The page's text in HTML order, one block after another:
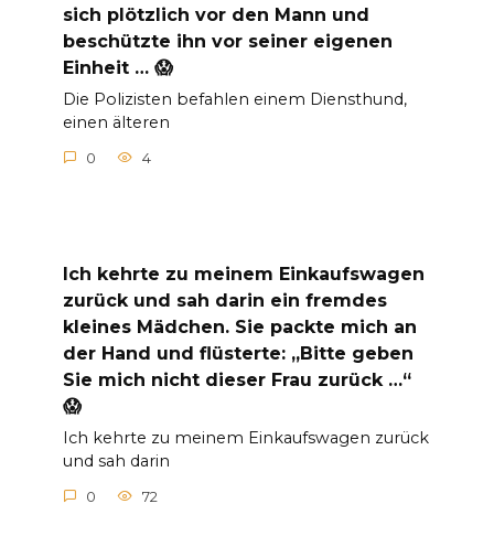
sich plötzlich vor den Mann und
beschützte ihn vor seiner eigenen
Einheit … 😱
Die Polizisten befahlen einem Diensthund,
einen älteren
0 4
Ich kehrte zu meinem Einkaufswagen
zurück und sah darin ein fremdes
kleines Mädchen. Sie packte mich an
der Hand und flüsterte: „Bitte geben
Sie mich nicht dieser Frau zurück …“
😱
Ich kehrte zu meinem Einkaufswagen zurück
und sah darin
0 72